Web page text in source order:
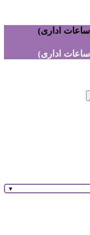
▾